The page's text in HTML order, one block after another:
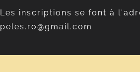
Les inscriptions se font à
peles.ro@gmail.com